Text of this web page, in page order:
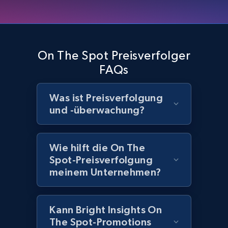
URL, Domain, Country code, Model number,
Sku, Product id, Product name, Manufacturer,
and more.
2.1K+ 355+ Jetzt anfangen
Home Depot US - Discovery products by
specific category URL
URL, Domain, Country code, Model number,
Sku, Product id, Product name, Manufacturer,
and more.
On The Spot Preisverfolger
FAQs
Was ist Preisverfolgung
und -überwachung?
Wie hilft die On The
Spot-Preisverfolgung
meinem Unternehmen?
Kann Bright Insights On
The Spot-Promotions